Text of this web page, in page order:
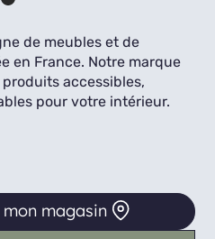
de meubles et de
en France. Notre marque
accessibles,
pour votre intérieur.
magasin